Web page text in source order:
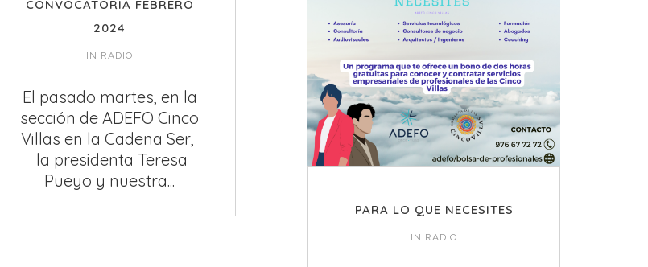
CONVOCATORIA FEBRERO
2024
IN RADIO
El pasado martes, en la
sección de ADEFO Cinco
Villas en la Cadena Ser,
la presidenta Teresa
Pueyo y nuestra...
PARA LO QUE NECESITES
IN RADIO